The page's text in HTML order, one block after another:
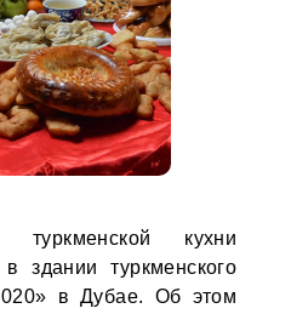
туркменской кухни
здании туркменского
в Дубае. Об этом